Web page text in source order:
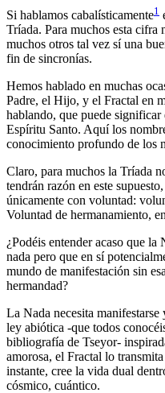
Si hablamos cabalísticamente1
Tríada. Para muchos esta cifra
muchos otros tal vez sí una
fin de sincronías.
Hemos hablado en muchas
Padre, el Hijo, y el Fractal en
hablando, que puede
Espíritu Santo. Aquí los
conocimiento profundo de los
Claro, para muchos la Tríada
tendrán razón en este
únicamente con voluntad:
Voluntad de hermanamiento,
¿Podéis entender acaso que
nada pero que en sí
mundo de manifestación sin
hermandad?
La Nada necesita
ley abiótica -que todos
bibliografía de Tseyor-
amorosa, el Fractal lo
instante, cree la vida dual
cósmico, cuántico.